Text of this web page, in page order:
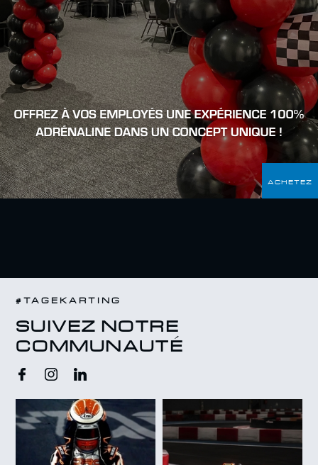
ACHETEZ
#TAGEKARTING
SUIVEZ NOTRE
COMMUNAUTÉ